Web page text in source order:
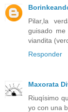
Pilar,la
guisado
viandita
Responder
Maxorata
Riuqísimo
yo con una